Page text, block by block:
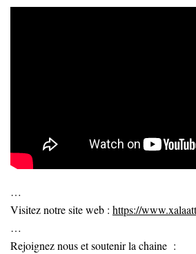
…
Visitez notre site web : https://
…
Rejoignez nous et soutenir la chaine :